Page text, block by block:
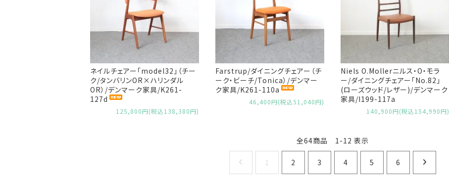
ネイルチェアー「model32」（チー
ク/タンバリンOR×ハリンダル
OR）/デンマーク家具/K261-
127d
125,800円(税込138,380円)
Farstrup/ダイニングチェアー（チ
ーク・ビーチ/Tonica）/デンマー
ク家具/K261-110a
46,400円(税込51,040円)
Niels O.Mollerニルス・O・モラ
ー/ダイニングチェアー「No.82」
(ローズウッド/レザー)/デンマーク
家具/I199-117a
140,900円(税込154,990円)
全64商品 1-12 表示
1 2 3 4 5 6